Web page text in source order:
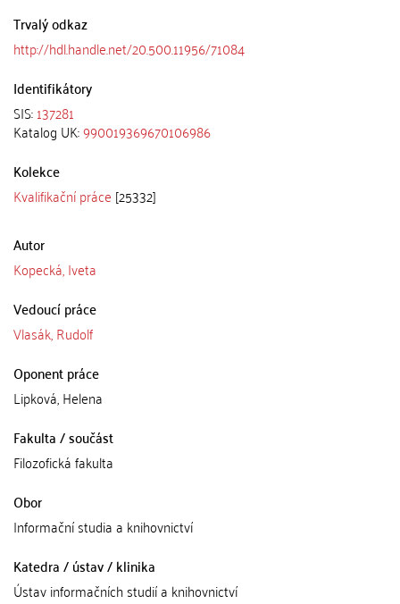
Trvalý odkaz
http://hdl.handle.net/20.500.11956/71084
Identifikátory
SIS:137281
Katalog UK:990019369670106986
Kolekce
Kvalifikační práce [25332]
Autor
Kopecká, Iveta
Vedoucí práce
Vlasák, Rudolf
Oponent práce
Lipková, Helena
Fakulta / součást
Filozofická fakulta
Obor
Informační studia a knihovnictví
Katedra / ústav / klinika
Ústav informačních studií a knihovnictví